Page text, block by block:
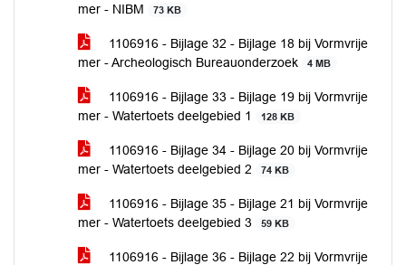
mer - NIBM
73 KB
1106916 - Bijlage 32 - Bijlage 18 bij Vormvrije
mer - Archeologisch Bureauonderzoek
4 MB
1106916 - Bijlage 33 - Bijlage 19 bij Vormvrije
mer - Watertoets deelgebied 1
128 KB
1106916 - Bijlage 34 - Bijlage 20 bij Vormvrije
mer - Watertoets deelgebied 2
74 KB
1106916 - Bijlage 35 - Bijlage 21 bij Vormvrije
mer - Watertoets deelgebied 3
59 KB
1106916 - Bijlage 36 - Bijlage 22 bij Vormvrije